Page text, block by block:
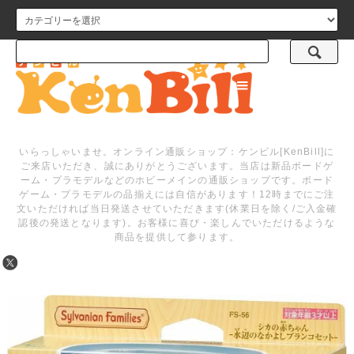
メニュー
いらっしゃいませ。オンライン通販ショップ：ケンビル[KenBill]に
ご来店いただき、誠にありがとうございます。当店は新品ボードゲ
ーム・プラモデルなどのホビーメインの通販ショップです。ボード
ゲーム・プラモデルの品揃えには自信があります！12時までにご注
文いただければ当日発送させていただきます(休業日を除く/ご入金確
認後の発送となります)。お客様に喜び・楽しんでいただけるような
商品を提供して参ります。